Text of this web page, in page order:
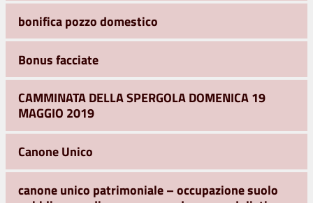
bonifica pozzo domestico
Bonus facciate
CAMMINATA DELLA SPERGOLA DOMENICA 19
MAGGIO 2019
Canone Unico
canone unico patrimoniale – occupazione suolo